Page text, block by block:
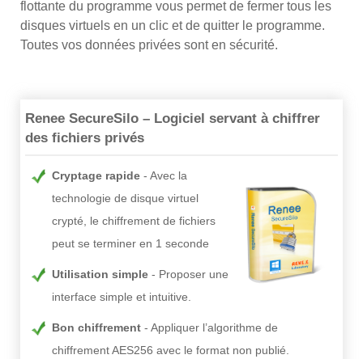
flottante du programme vous permet de fermer tous les
disques virtuels en un clic et de quitter le programme.
Toutes vos données privées sont en sécurité.
Renee SecureSilo – Logiciel servant à chiffrer
des fichiers privés
Cryptage rapide
Avec la
technologie de disque virtuel
crypté, le chiffrement de fichiers
peut se terminer en 1 seconde
Utilisation simple
Proposer une
interface simple et intuitive.
Bon chiffrement
Appliquer l’algorithme de
chiffrement AES256 avec le format non publié.